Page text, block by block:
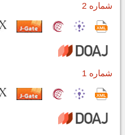
شماره 2
شماره 1